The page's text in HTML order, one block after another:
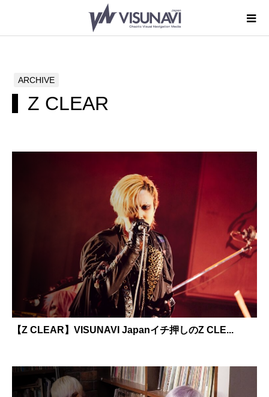
Z CLEAR
ARCHIVE
【Z CLEAR】VISUNAVI Japanイチ押しのZ CLE...